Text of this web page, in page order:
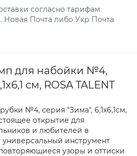
согласно тарифам
Новая Почта либо Укр Почта
для набойки №4,
см, ROSA TALENT
№4, серия "Зима", 6,1х6,1см,
открытие для
и любителей в
инструмент
узоры и оттиски